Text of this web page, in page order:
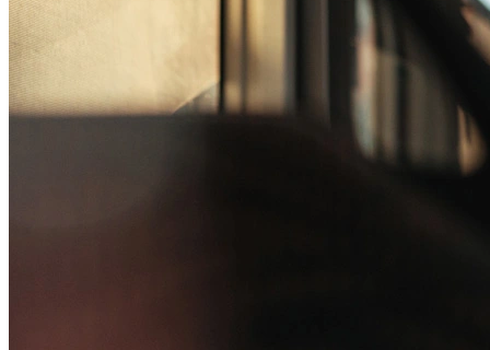
Institucional
Compromisso com o Meio Ambiente
Governança Corporativa
Ouvidoria
Política de Privacidade